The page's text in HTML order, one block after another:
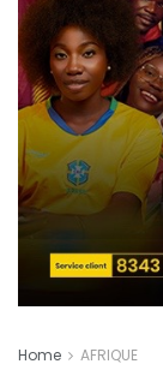
Home AFRIQUE